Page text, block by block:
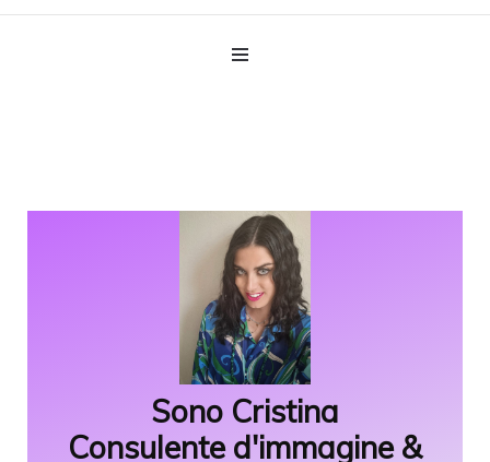
Sono Cristina
Consulente d'immagine &